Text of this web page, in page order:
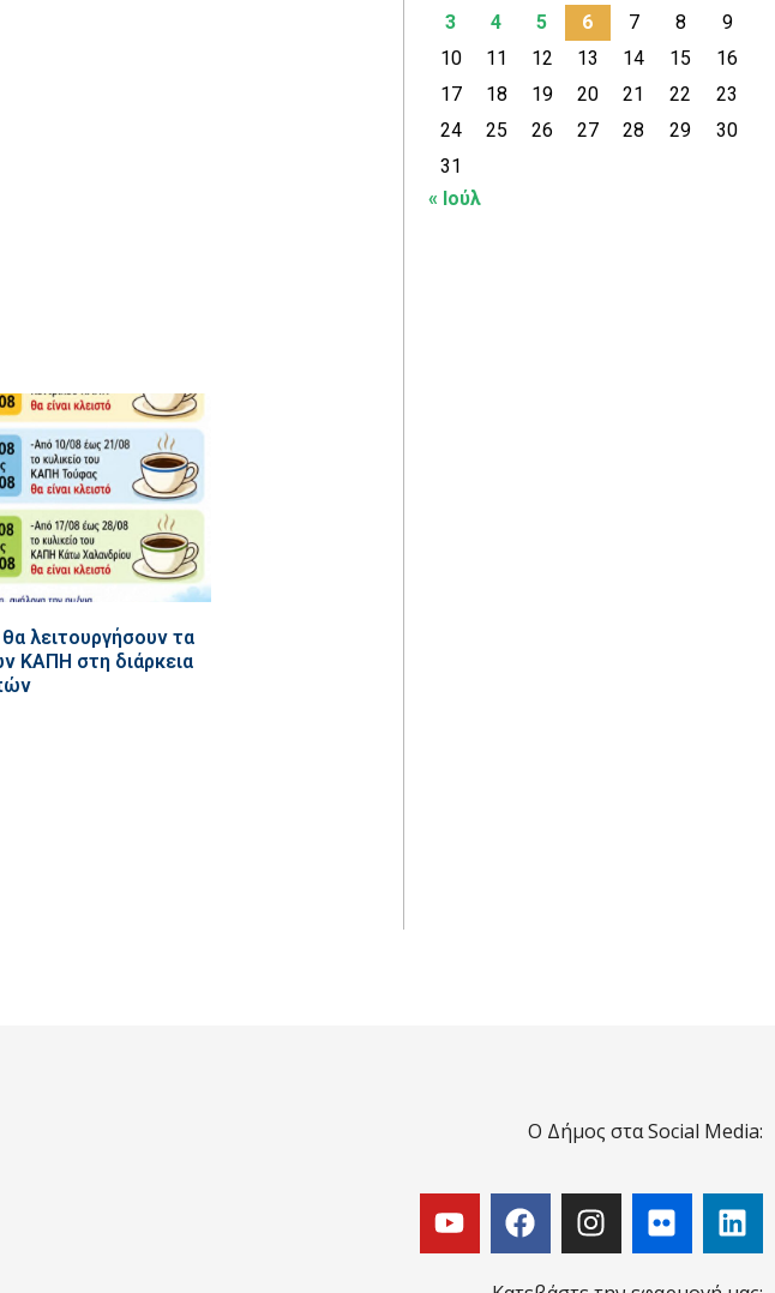
λειτουργήσουν τα
ΚΑΠΗ στη διάρκεια
3
4 5 6 7 8
9
10
11 12 13 14 15
16
17
18 19 20 21 22
23
24
25 26 27 28 29
30
31
« Ιούλ
Ο Δήμος στα Social Media: